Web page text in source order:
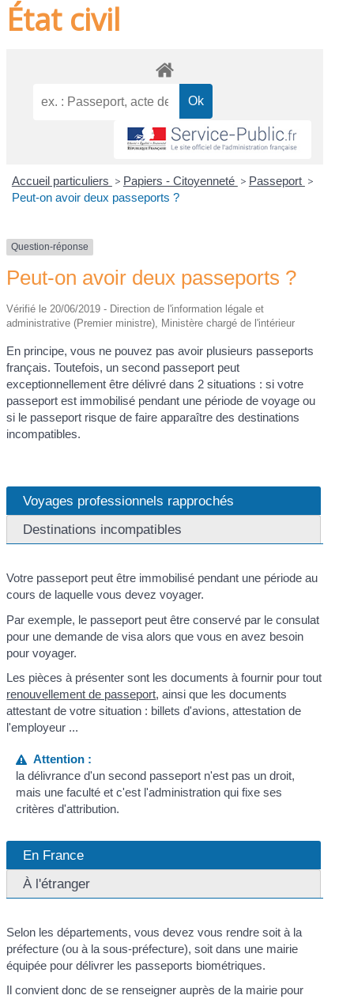
État civil
Accueil particuliers > Papiers - Citoyenneté > Passeport >
Peut-on avoir deux passeports ?
Question-réponse
Peut-on avoir deux passeports ?
Vérifié le 20/06/2019 - Direction de l'information légale et
administrative (Premier ministre), Ministère chargé de l'intérieur
En principe, vous ne pouvez pas avoir plusieurs passeports
français. Toutefois, un second passeport peut
exceptionnellement être délivré dans 2 situations : si votre
passeport est immobilisé pendant une période de voyage ou
si le passeport risque de faire apparaître des destinations
incompatibles.
Voyages professionnels rapprochés
Destinations incompatibles
Votre passeport peut être immobilisé pendant une période au
cours de laquelle vous devez voyager.
Par exemple, le passeport peut être conservé par le consulat
pour une demande de visa alors que vous en avez besoin
pour voyager.
Les pièces à présenter sont les documents à fournir pour tout
renouvellement de passeport, ainsi que les documents
attestant de votre situation : billets d'avions, attestation de
l'employeur ...
Attention :
la délivrance d'un second passeport n'est pas un droit,
mais une faculté et c'est l'administration qui fixe ses
critères d'attribution.
En France
À l'étranger
Selon les départements, vous devez vous rendre soit à la
préfecture (ou à la sous-préfecture), soit dans une mairie
équipée pour délivrer les passeports biométriques.
Il convient donc de se renseigner auprès de la mairie pour